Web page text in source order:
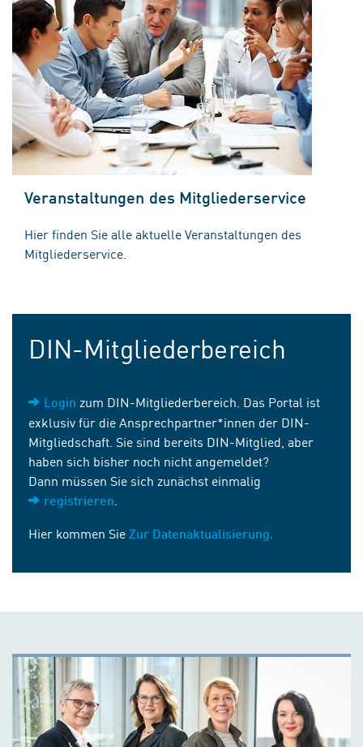
Veranstaltungen des Mitgliederservice
Hier finden Sie alle aktuelle Veranstaltungen des
Mitgliederservice.
DIN-Mitgliederbereich
Login zum DIN-Mitgliederbereich. Das Portal ist
exklusiv für die Ansprechpartner*innen der DIN-
Mitgliedschaft. Sie sind bereits DIN-Mitglied, aber
haben sich bisher noch nicht angemeldet?
Dann müssen Sie sich zunächst einmalig
registrieren
Hier kommen Sie Zur Datenaktualisierung.